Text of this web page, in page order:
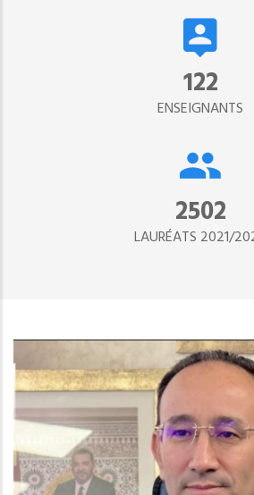
134
ENSEIGNANTS
2890
LAURÉATS 2021/